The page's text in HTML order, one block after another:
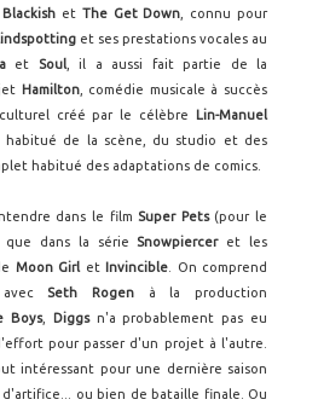
Blackish et The Get Down , connu pour
et ses prestations vocales au
et Soul, il a aussi fait partie de la
Hamilton, comédie musicale à succès
créé par le célèbre
Lin-Manuel
de la scène, du studio et des
habitué des adaptations de comics.
dans le film Super Pets(pour le
que dans la série Snowpierceret les
Moon Girl et Invincible . On comprend
Seth Rogen à la production
Boys, Diggsn'a probablement pas eu
pour passer d'un projet à l'autre.
intéressant pour une dernière saison
ou bien de bataille finale. Ou